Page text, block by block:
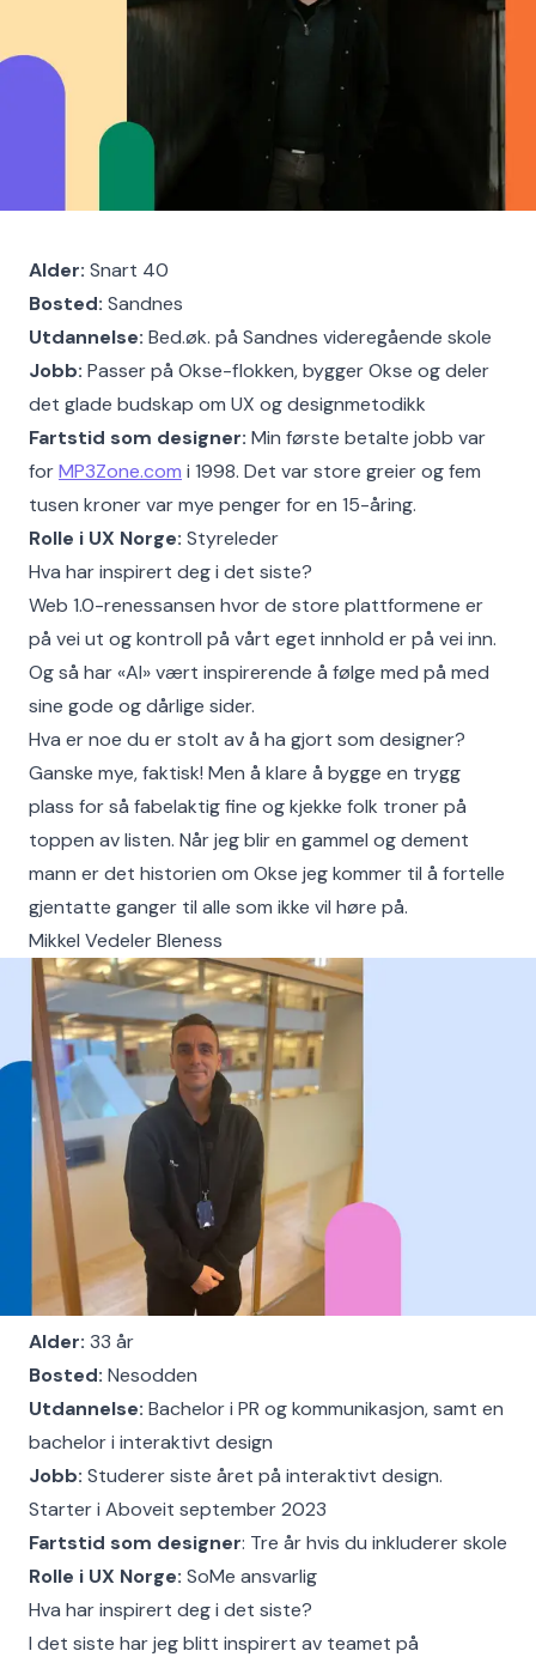
Alder: Snart 40
Bosted: Sandnes
Utdannelse: Bed.øk. på Sandnes videregående skole
Jobb: Passer på Okse-flokken, bygger Okse og deler
det glade budskap om UX og designmetodikk
Fartstid som designer: Min første betalte jobb var
forMP3Zone.com i 1998. Det var store greier og fem
tusen kroner var mye penger for en 15-åring.
Rolle i UX Norge: Styreleder
Hva har inspirert deg i det siste?
Web 1.0-renessansen hvor de store plattformene er
på vei ut og kontroll på vårt eget innhold er på vei inn.
Og så har «AI» vært inspirerende å følge med på med
sine gode og dårlige sider.
Hva er noe du er stolt av å ha gjort som designer?
Ganske mye, faktisk! Men å klare å bygge en trygg
plass for så fabelaktig fine og kjekke folk troner på
toppen av listen. Når jeg blir en gammel og dement
mann er det historien om Okse jeg kommer til å fortelle
gjentatte ganger til alle som ikke vil høre på.
Mikkel Vedeler Bleness
Alder: 33 år
Bosted: Nesodden
Utdannelse: Bachelor i PR og kommunikasjon, samt en
bachelor i interaktivt design
Jobb: Studerer siste året på interaktivt design.
Starter i Aboveit september 2023
Fartstid som designer: Tre år hvis du inkluderer skole
Rolle i UX Norge: SoMe ansvarlig
Hva har inspirert deg i det siste?
I det siste har jeg blitt inspirert av teamet på